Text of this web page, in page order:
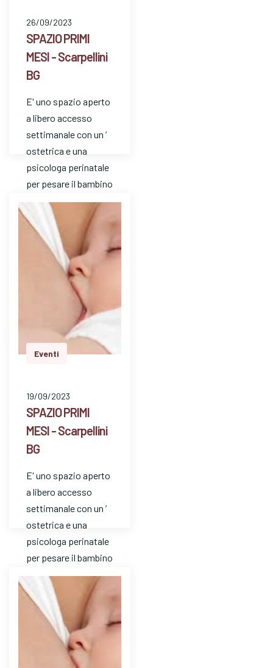
26/09/2023
SPAZIO PRIMI
MESI - Scarpellini
BG
E' uno spazio aperto
a libero accesso
settimanale con un ’
ostetrica e una
psicologa perinatale
per pesare il bambino
e avere risposte a
dom…
Eventi
19/09/2023
SPAZIO PRIMI
MESI - Scarpellini
BG
E' uno spazio aperto
a libero accesso
settimanale con un ’
ostetrica e una
psicologa perinatale
per pesare il bambino
e avere risposte a
dom…